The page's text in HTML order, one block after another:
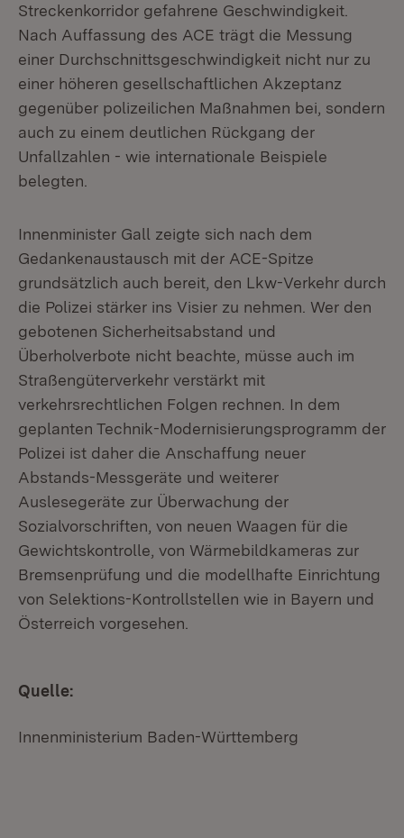
Streckenkorridor gefahrene Geschwindigkeit.
Nach Auffassung des ACE trägt die Messung
einer Durchschnittsgeschwindigkeit nicht nur zu
einer höheren gesellschaftlichen Akzeptanz
gegenüber polizeilichen Maßnahmen bei, sondern
auch zu einem deutlichen Rückgang der
Unfallzahlen - wie internationale Beispiele
belegten.
Innenminister Gall zeigte sich nach dem
Gedankenaustausch mit der ACE-Spitze
grundsätzlich auch bereit, den Lkw-Verkehr durch
die Polizei stärker ins Visier zu nehmen. Wer den
gebotenen Sicherheitsabstand und
Überholverbote nicht beachte, müsse auch im
Straßengüterverkehr verstärkt mit
verkehrsrechtlichen Folgen rechnen. In dem
geplanten Technik-Modernisierungsprogramm der
Polizei ist daher die Anschaffung neuer
Abstands-Messgeräte und weiterer
Auslesegeräte zur Überwachung der
Sozialvorschriften, von neuen Waagen für die
Gewichtskontrolle, von Wärmebildkameras zur
Bremsenprüfung und die modellhafte Einrichtung
von Selektions-Kontrollstellen wie in Bayern und
Österreich vorgesehen.
Quelle:
Innenministerium Baden-Württemberg